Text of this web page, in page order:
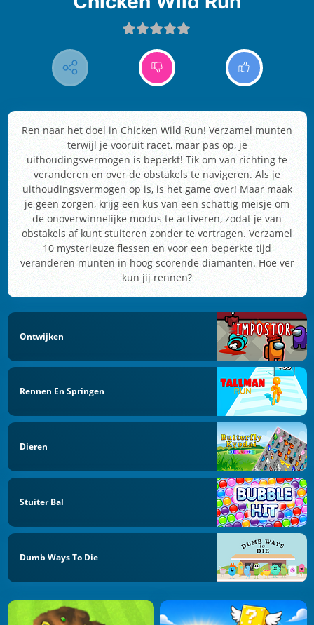
Ren naar het doel in Chicken Wild Run! Verzamel munten
terwijl je vooruit racet, maar pas op, je
uithoudingsvermogen is beperkt! Tik om van richting te
veranderen en over de obstakels te navigeren. Als je
uithoudingsvermogen op is, is het game over! Maar maak
je geen zorgen, krijg een kus van een schattig meisje om
de onoverwinnelijke modus te activeren, zodat je van
obstakels af kunt stuiteren zonder te vertragen. Verzamel
10 mysterieuze flessen en voor een beperkte tijd
veranderen munten in hoog scorende diamanten. Hoe ver
kun jij rennen?
Ontwijken
Rennen En Springen
Dieren
Stuiter Bal
Dumb Ways To Die